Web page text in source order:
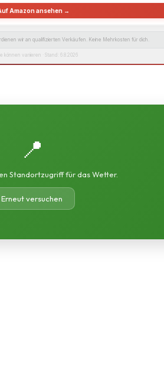
Amazon ansehen →
wir an qualifizierten Verkäufen. Keine Mehrkosten für dich.
können variieren · Stand: 6.8.2026
📍
Standortzugriff für das Wetter.
Erneut versuchen